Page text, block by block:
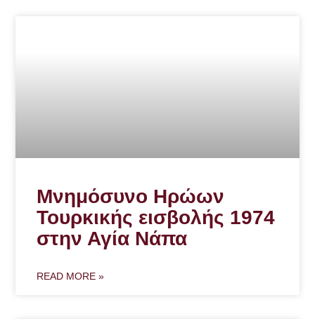
Μνημόσυνο Ηρώων
Τουρκικής εισβολής 1974
στην Αγία Νάπα
READ MORE »